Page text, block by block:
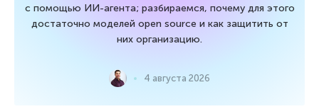
с помощью ИИ-агента; разбираемся, почему для этого
достаточно моделей open source и как защитить от
них организацию.
4 августа 2026